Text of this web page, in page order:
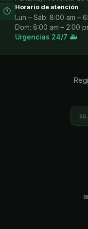
🕐 Horario de atención
Lun – Sáb: 8:00 am –
Dom: 8:00 am – 2:00
Urgencias 24/7 🚑
©